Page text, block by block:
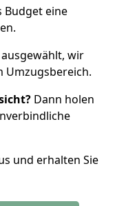
Budget eine
wir
Umzugsbereich.
Dann holen
und erhalten Sie